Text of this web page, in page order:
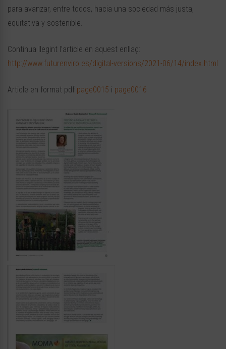
para avanzar, entre todos, hacia una sociedad más justa,
equitativa y sostenible.
Continua llegint l’article en aquest enllaç:
http://www.futurenviro.es/digital-versions/2021-06/14/index.html
Article en format pdf page0015 i page0016